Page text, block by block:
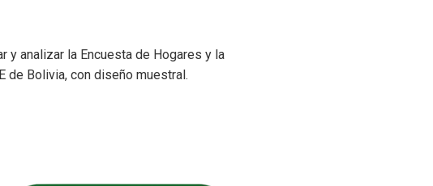
y analizar la Encuesta de Hogares y la
de Bolivia, con diseño muestral.